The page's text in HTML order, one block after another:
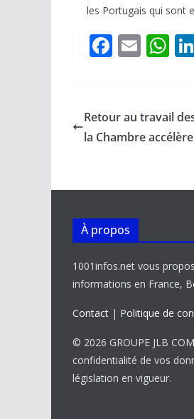
les Portugais qui sont
F
b
o
k
E
l
W
s
A
p
Retour au travail
la Chambre
À propos
1001infos.net vous
informations en France,
Contact | Politique de
© 2026 GROUPE JLB
confidentialité de vos
législation en vigueur.